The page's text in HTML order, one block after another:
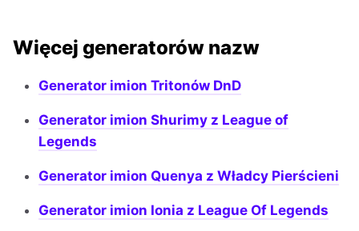
Więcej generatorów nazw
Generator imion Tritonów DnD
Generator imion Shurimy z League of
Legends
Generator imion Quenya z Władcy Pierścieni
Generator imion Ionia z League Of Legends